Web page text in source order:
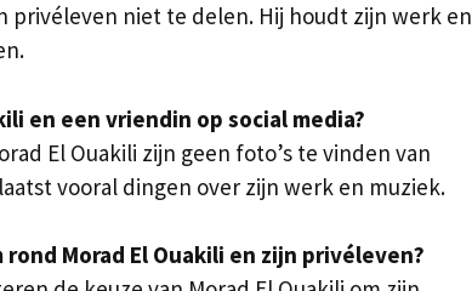
privéleven niet te delen. Hij houdt zijn werk en
en een vriendin op social media?
El Ouakili zijn geen foto’s te vinden van
vooral dingen over zijn werk en muziek.
Morad El Ouakili en zijn privéleven?